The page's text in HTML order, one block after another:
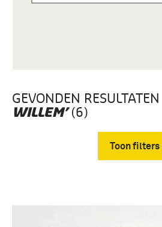
GEVONDEN
WILLEM’(6)
Toon filters